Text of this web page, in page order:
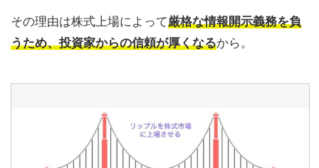
その理由は株式上場によって厳格な情報開示義務を負
うため、投資家からの信頼が厚くなるから。